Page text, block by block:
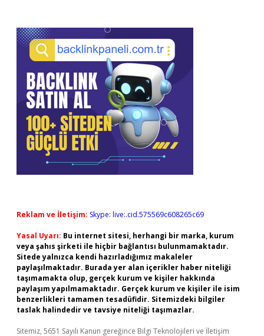
Reklam ve İletişim: Skype: live:.cid.575569c608265c69
Yasal Uyarı: Bu internet sitesi, herhangi bir marka, kurum
veya şahıs şirketi ile hiçbir bağlantısı bulunmamaktadır.
Sitede yalnızca kendi hazırladığımız makaleler
paylaşılmaktadır. Burada yer alan içerikler haber niteliği
taşımamakta olup, gerçek kurum ve kişiler hakkında
paylaşım yapılmamaktadır. Gerçek kurum ve kişiler ile isim
benzerlikleri tamamen tesadüfidir. Sitemizdeki bilgiler
taslak halindedir ve tavsiye niteliği taşımazlar.
Sitemiz, 5651 Sayılı Kanun gereğince Bilgi Teknolojileri ve İletişim